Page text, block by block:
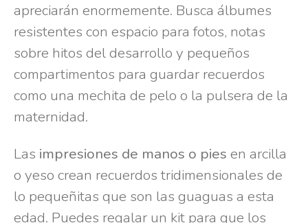
apreciarán enormemente. Busca álbumes
resistentes con espacio para fotos, notas
sobre hitos del desarrollo y pequeños
compartimentos para guardar recuerdos
como una mechita de pelo o la pulsera de la
maternidad.
Las impresiones de manos o pies en arcilla
o yeso crean recuerdos tridimensionales de
lo pequeñitas que son las guaguas a esta
edad. Puedes regalar un kit para que los